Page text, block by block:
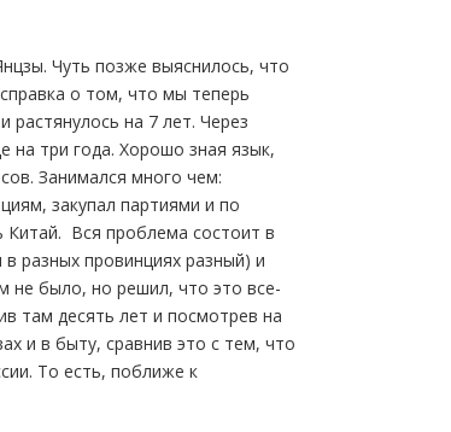
Чуть позже выяснилось, что
о том, что мы теперь
растянулось на 7 лет. Через
на три года. Хорошо зная язык,
Занимался много чем:
закупал партиями и по
Китай. Вся проблема состоит в
разных провинциях разный) и
не было, но решил, что это все-
там десять лет и посмотрев на
и в быту, сравнив это с тем, что
То есть, поближе к